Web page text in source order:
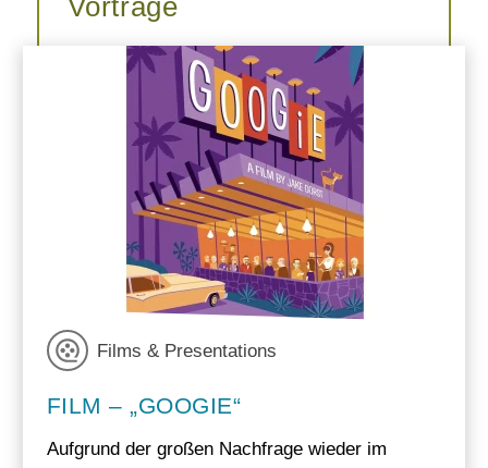
Vorträge
Films & Presentations
FILM – „GOOGIE“
Aufgrund der großen Nachfrage wieder im